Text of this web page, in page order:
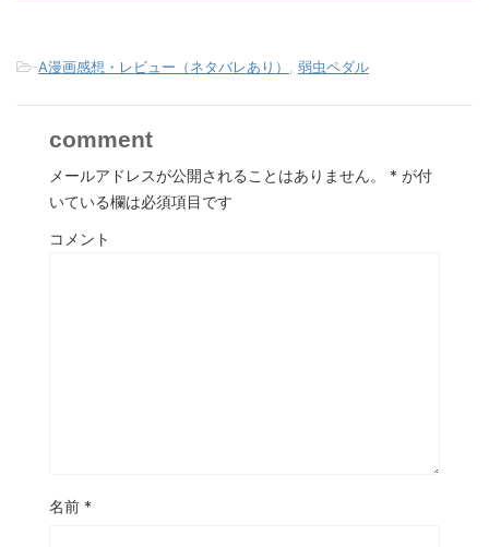
-A漫画感想・レビュー（ネタバレあり） 弱虫ペダル
comment
メールアドレスが公開されることはありません。 * が付
いている欄は必須項目です
コメント
名前 *